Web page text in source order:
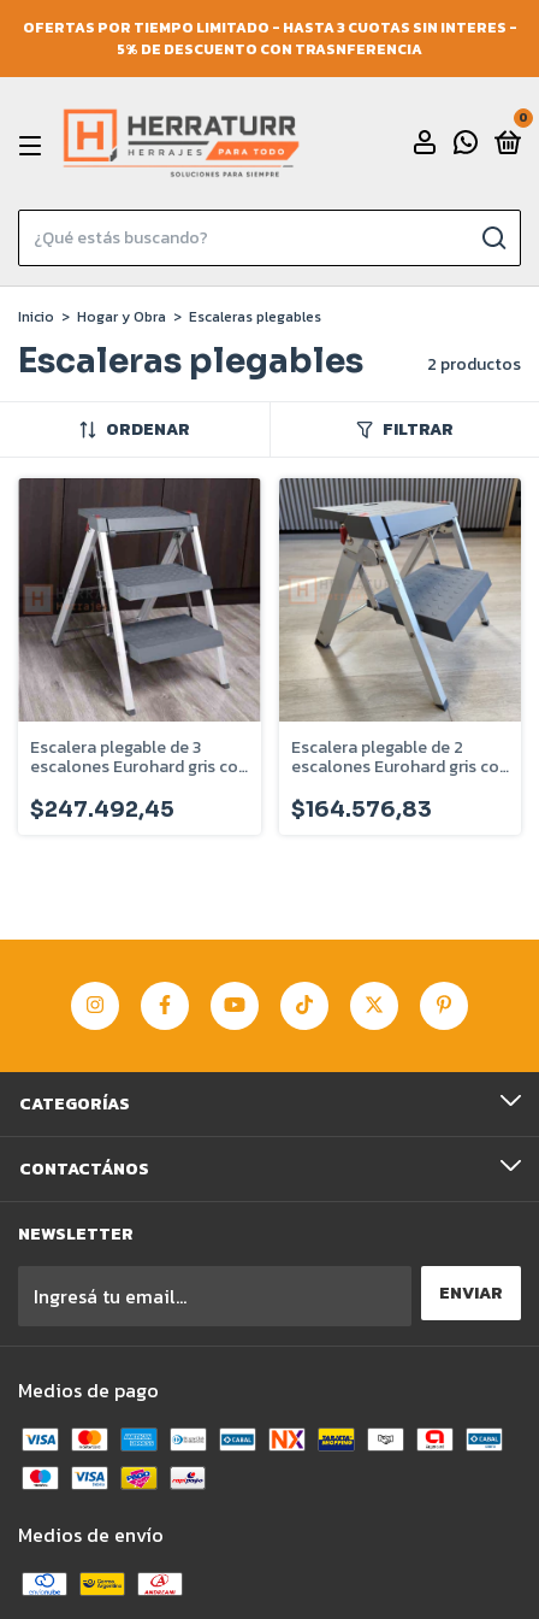
OFERTAS POR TIEMPO LIMITADO - HASTA 3 CUOTAS SIN INTERES -
5% DE DESCUENTO CON TRASNFERENCIA
0
Inicio > Hogar y Obra > Escaleras plegables
Escaleras plegables 2 productos
ORDENAR FILTRAR
Escalera plegable de 3
escalones Eurohard gris con
$247.492,45
Escalera plegable de 2
escalones Eurohard gris con
$164.576,83
CATEGORÍAS
CONTACTÁNOS
NEWSLETTER
Medios de pago
Medios de envío